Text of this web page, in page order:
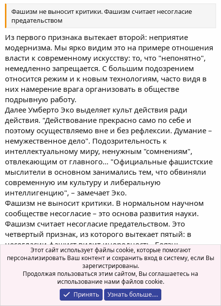
Фашизм не выносит критики. Фашизм считает несогласие
предательством
Из первого признака вытекает второй: неприятие
модернизма. Мы ярко видим это на примере отношения
власти к современному искусству: то, что "непонятно",
немедленно запрещается. С большим подозрением
относится режим и к новым технологиям, часто видя в
них намерение врага организовать в обществе
подрывную работу.
Далее Умберто Эко выделяет культ действия ради
действия. "Действование прекрасно само по себе и
поэтому осуществляемо вне и без рефлексии. Думание –
немужественное дело". Подозрительность к
интеллектуальному миру, ненужным "сомнениям",
отвлекающим от главного… "Официальные фашистские
мыслители в основном занимались тем, что обвиняли
современную им культуру и либеральную
интеллигенцию", – замечает Эко.
Фашизм не выносит критики. В нормальном научном
сообществе несогласие – это основа развития науки.
Фашизм считает несогласие предательством. Это
четвертый признак, из которого вытекает пятый: в
несогласии фашист видит инородность. Боязнь
инородного приводит к поискам чужаков, а тут уж
полшага до расизма.
Идем дальше. Национализм предполагает, что
единственное, что может сплотить нацию, – это враги.
Поэтому фашистская идея неизбежно приводит к
Этот сайт использует файлы cookie, которые помогают
персонализировать Ваш контент и сохранить вход в систему, если Вы
зарегистрированы.
Продолжая пользоваться этим сайтом, Вы соглашаетесь на
использование нами файлов cookie.
Принять
Узнать больше.…